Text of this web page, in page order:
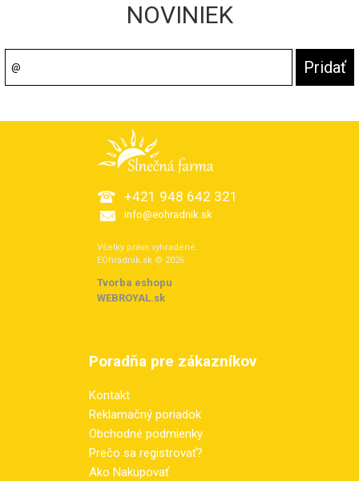
NOVINIEK
+421 948 642 321
info@eohradnik.sk
Všetky práva vyhradené.
EOhradnik.sk © 2026
Tvorba eshopu:
WEBROYAL.sk
Poradňa pre zákazníkov
Kontakt
Reklamačný poriadok
Obchodné podmienky
Prečo sa registrovať?
Ako Nakupovať